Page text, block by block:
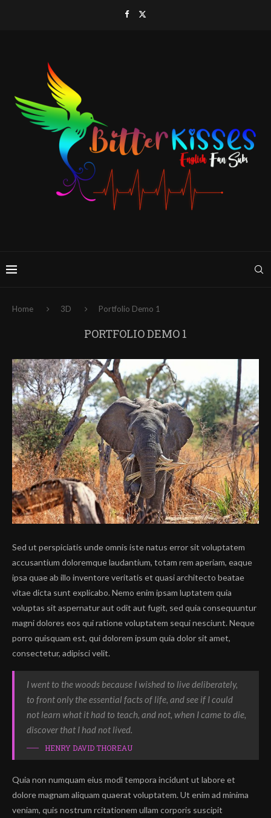
Home 3D Portfolio Demo 1
PORTFOLIO DEMO 1
Sed ut perspiciatis unde omnis iste natus error sit voluptatem
accusantium doloremque laudantium, totam rem aperiam, eaque
ipsa quae ab illo inventore veritatis et quasi architecto beatae
vitae dicta sunt explicabo. Nemo enim ipsam luptatem quia
voluptas sit aspernatur aut odit aut fugit, sed quia consequuntur
magni dolores eos qui ratione voluptatem sequi nesciunt. Neque
porro quisquam est, qui dolorem ipsum quia dolor sit amet,
consectetur, adipisci velit.
I went to the woods because I wished to live deliberately,
to front only the essential facts of life, and see if I could
not learn what it had to teach, and not, when I came to die,
discover that I had not lived.
HENRY DAVID THOREAU
Quia non numquam eius modi tempora incidunt ut labore et
dolore magnam aliquam quaerat voluptatem. Ut enim ad minima
veniam, quis nostrum rcitationem ullam corporis suscipit